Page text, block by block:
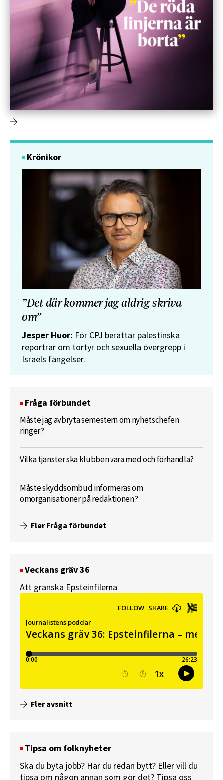
Krönikor
”Det där kommer jag aldrig skriva
om”
Jesper Huor: För CPJ berättar palestinska
reportrar om tortyr och sexuella övergrepp i
Israels fängelser.
Fråga förbundet
Måste jag avbryta semestern om nyhetschefen
ringer?
Vilka tjänster ska klubben vara med och förhandla?
Måste skyddsombud informeras om
omorganisationer på redaktionen?
Fler Fråga förbundet
Veckans gräv 36
Att granska Epsteinfilerna
Fler avsnitt
Tipsa om folknyheter
Ska du byta jobb? Har du redan bytt? Eller vill du
tipsa om någon annan som gör det? Tipsa oss